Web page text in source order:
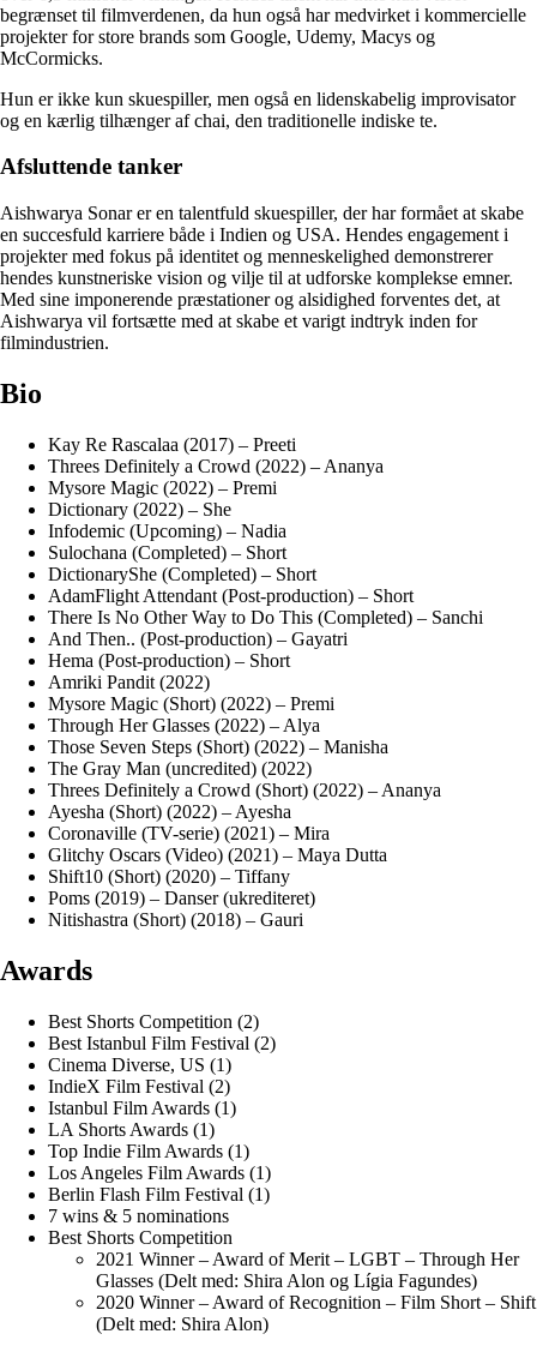
begrænset til filmverdenen, da hun også har medvirket i kommercielle
projekter for store brands som Google, Udemy, Macys og
McCormicks.
Hun er ikke kun skuespiller, men også en lidenskabelig improvisator
og en kærlig tilhænger af chai, den traditionelle indiske te.
Afsluttende tanker
Aishwarya Sonar er en talentfuld skuespiller, der har formået at skabe
en succesfuld karriere både i Indien og USA. Hendes engagement i
projekter med fokus på identitet og menneskelighed demonstrerer
hendes kunstneriske vision og vilje til at udforske komplekse emner.
Med sine imponerende præstationer og alsidighed forventes det, at
Aishwarya vil fortsætte med at skabe et varigt indtryk inden for
filmindustrien.
Bio
Kay Re Rascalaa (2017) – Preeti
Threes Definitely a Crowd (2022) – Ananya
Mysore Magic (2022) – Premi
Dictionary (2022) – She
Infodemic (Upcoming) – Nadia
Sulochana (Completed) – Short
DictionaryShe (Completed) – Short
AdamFlight Attendant (Post-production) – Short
There Is No Other Way to Do This (Completed) – Sanchi
And Then.. (Post-production) – Gayatri
Hema (Post-production) – Short
Amriki Pandit (2022)
Mysore Magic (Short) (2022) – Premi
Through Her Glasses (2022) – Alya
Those Seven Steps (Short) (2022) – Manisha
The Gray Man (uncredited) (2022)
Threes Definitely a Crowd (Short) (2022) – Ananya
Ayesha (Short) (2022) – Ayesha
Coronaville (TV-serie) (2021) – Mira
Glitchy Oscars (Video) (2021) – Maya Dutta
Shift10 (Short) (2020) – Tiffany
Poms (2019) – Danser (ukrediteret)
Nitishastra (Short) (2018) – Gauri
Awards
Best Shorts Competition (2)
Best Istanbul Film Festival (2)
Cinema Diverse, US (1)
IndieX Film Festival (2)
Istanbul Film Awards (1)
LA Shorts Awards (1)
Top Indie Film Awards (1)
Los Angeles Film Awards (1)
Berlin Flash Film Festival (1)
7 wins & 5 nominations
Best Shorts Competition
2021 Winner – Award of Merit – LGBT – Through Her
Glasses (Delt med: Shira Alon og Lígia Fagundes)
2020 Winner – Award of Recognition – Film Short – Shift
(Delt med: Shira Alon)